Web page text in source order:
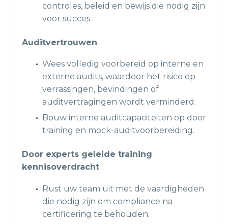
controles, beleid en bewijs die nodig zijn
voor succes.
Auditvertrouwen
Wees volledig voorbereid op interne en
externe audits, waardoor het risico op
verrassingen, bevindingen of
auditvertragingen wordt verminderd.
Bouw interne auditcapaciteiten op door
training en mock-auditvoorbereiding.
Door experts geleide training
kennisoverdracht
Rust uw team uit met de vaardigheden
die nodig zijn om compliance na
certificering te behouden.